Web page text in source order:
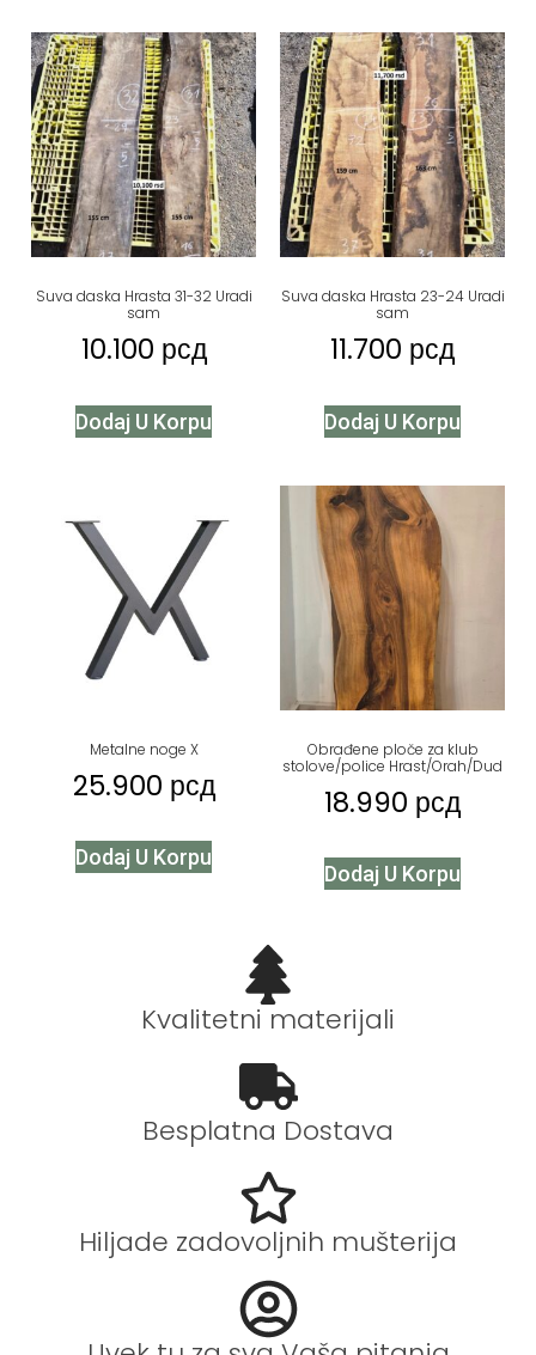
Suva daska Hrasta 31-32 Uradi
sam
10.100 рсд
Dodaj U Korpu
Suva daska Hrasta 23-24 Uradi
sam
11.700 рсд
Dodaj U Korpu
Metalne noge X
25.900 рсд
Dodaj U Korpu
Obrađene ploče za klub
stolove/police Hrast/Orah/Dud
18.990 рсд
Dodaj U Korpu
Kvalitetni materijali
Besplatna Dostava
Hiljade zadovoljnih mušterija